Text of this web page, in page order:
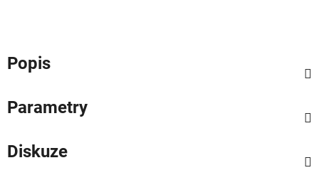
Popis
Parametry
Diskuze